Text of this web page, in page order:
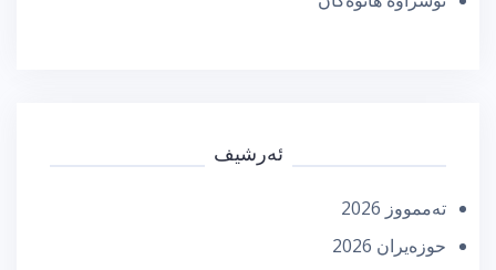
ئەرشیف
تەممووز 2026
حوزه‌یران 2026